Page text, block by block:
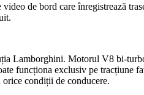
de bord care înregistrează
Lamborghini. Motorul V8 bi-
funcționa exclusiv pe
condiții de conducere.